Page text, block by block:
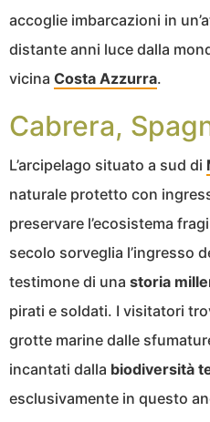
accoglie imbarcazioni in
distante anni luce dalla
vicina Costa Azzurra.
Cabrera,
L’arcipelago situato a sud di
naturale protetto con
preservare l’ecosistema
secolo sorveglia l’ingresso
testimone di una storia
pirati e soldati. I visitatori
grotte marine dalle
incantati dalla biodiversità
esclusivamente in questo